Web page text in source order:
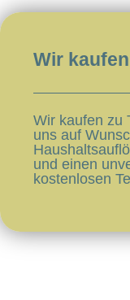
Wir
Wir kaufen zu
uns auf
und einen
kostenlosen